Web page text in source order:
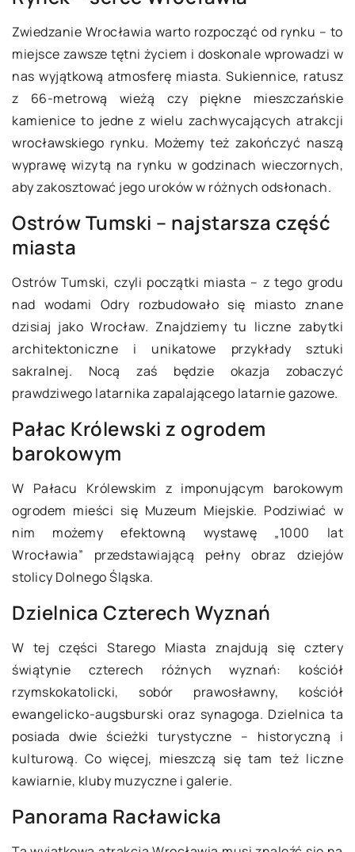
Zwiedzanie Wrocławia warto rozpocząć od rynku – to
miejsce zawsze tętni życiem i doskonale wprowadzi w
nas wyjątkową atmosferę miasta. Sukiennice, ratusz
z 66-metrową wieżą czy piękne mieszczańskie
kamienice to jedne z wielu zachwycających atrakcji
wrocławskiego rynku. Możemy też zakończyć naszą
wyprawę wizytą na rynku w godzinach wieczornych,
aby zakosztować jego uroków w różnych odsłonach.
Ostrów Tumski – najstarsza część
miasta
Ostrów Tumski, czyli początki miasta – z tego grodu
nad wodami Odry rozbudowało się miasto znane
dzisiaj jako Wrocław. Znajdziemy tu liczne zabytki
architektoniczne i unikatowe przykłady sztuki
sakralnej. Nocą zaś będzie okazja zobaczyć
prawdziwego latarnika zapalającego latarnie gazowe.
Pałac Królewski z ogrodem
barokowym
W Pałacu Królewskim z imponującym barokowym
ogrodem mieści się Muzeum Miejskie. Podziwiać w
nim możemy efektowną wystawę „1000 lat
Wrocławia” przedstawiającą pełny obraz dziejów
stolicy Dolnego Śląska.
Dzielnica Czterech Wyznań
W tej części Starego Miasta znajdują się cztery
świątynie czterech różnych wyznań: kościół
rzymskokatolicki, sobór prawosławny, kościół
ewangelicko-augsburski oraz synagoga. Dzielnica ta
posiada dwie ścieżki turystyczne – historyczną i
kulturową. Co więcej, mieszczą się tam też liczne
kawiarnie, kluby muzyczne i galerie.
Panorama Racławicka